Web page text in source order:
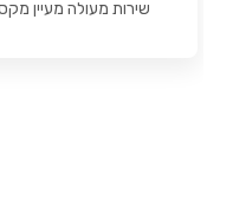
שירות מעולה מעיין